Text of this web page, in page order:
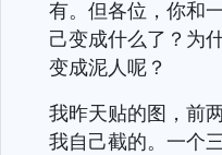
有。但各位，你和
己变成什么了？为
变成泥人呢？
我昨天贴的图，前
我自己截的。一个